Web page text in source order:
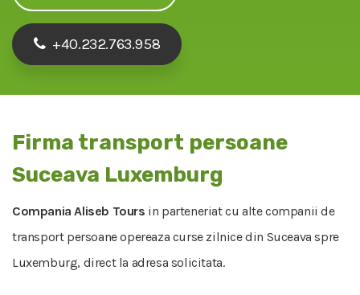
+40.232.763.958
Firma transport persoane
Suceava Luxemburg
Compania Aliseb Tours in parteneriat cu alte companii de
transport persoane opereaza curse zilnice din Suceava spre
Luxemburg, direct la adresa solicitata.